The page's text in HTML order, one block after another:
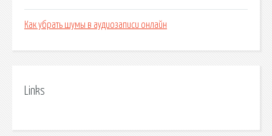
Как убрать шумы в аудиозаписи онлайн
Links